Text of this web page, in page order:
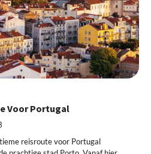
Voor Portugal
reisroute voor Portugal